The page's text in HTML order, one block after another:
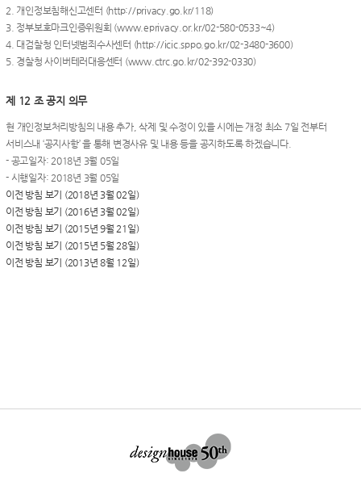
2. 개인정보침해신고센터 (http://privacy.go.kr/118)
3. 정부보호마크인증위원회 (www.eprivacy.or.kr/02-580-0533~4)
4. 대검찰청 인터넷범죄수사센터 (http://icic.sppo.go.kr/02-3480-3600)
5. 경찰청 사이버테러대응센터 (www.ctrc.go.kr/02-392-0330)
제 12 조 공지 의무
현 개인정보처리방침의 내용 추가, 삭제 및 수정이 있을 시에는 개정 최소 7일 전부터
서비스내 ‘공지사항’ 을 통해 변경사유 및 내용 등을 공지하도록 하겠습니다.
- 공고일자: 2018년 3월 05일
- 시행일자: 2018년 3월 05일
이전 방침 보기 (2018년 3월 02일)
이전 방침 보기 (2016년 3월 02일)
이전 방침 보기 (2015년 9월 21일)
이전 방침 보기 (2015년 5월 28일)
이전 방침 보기 (2013년 8월 12일)